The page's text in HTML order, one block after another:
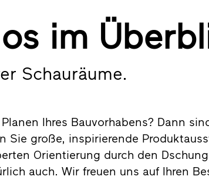
im
Schauräume.
Ihres Bauvorhabens? Dann
Sie große, inspirierende
Orientierung durch den
auch. Wir freuen uns auf Ihren